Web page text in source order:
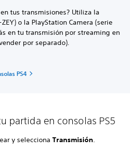
tus transmisiones? Utiliza la
o la PlayStation Camera (serie
en tu transmisión por streaming en
por separado).
PS4
partida en consolas PS5
y selecciona Transmisión.